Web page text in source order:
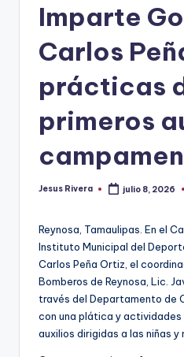
Imparte
Carlos
prácticas
primeros
Publicado
Jesus Rivera julio 8, 2026
Reynosa, Tamaulipas. En el
Instituto Municipal del
Carlos Peña Ortiz, el
Bomberos de Reynosa, Lic.
través del Departamento de
con una plática y
auxilios dirigidas a las niñas y